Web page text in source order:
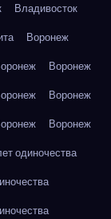
Владивосток
Воронеж
Воронеж
Воронеж
Воронеж
одиночества